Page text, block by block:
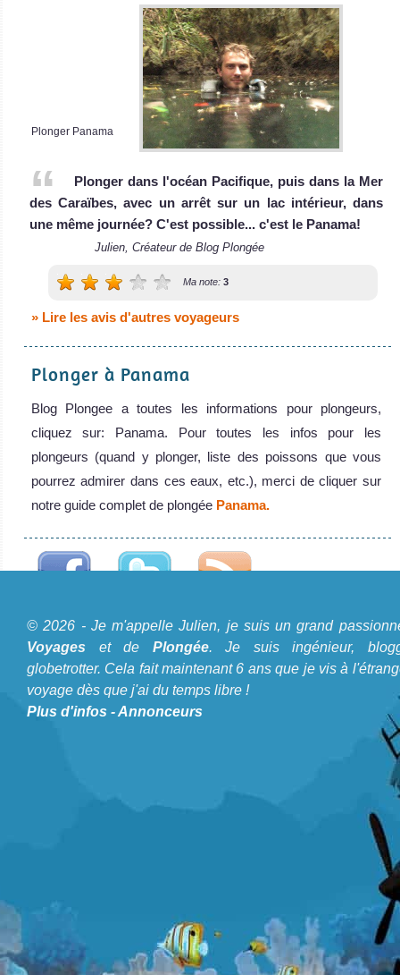
Plonger Panama
Plonger dans l'océan Pacifique, puis dans la Mer
des Caraïbes, avec un arrêt sur un lac intérieur, dans
une même journée? C'est possible... c'est le Panama!
Julien, Créateur de Blog Plongée
Ma note: 3
» Lire les avis d'autres voyageurs
Plonger à Panama
Blog Plongee a toutes les informations pour plongeurs,
cliquez sur: Panama. Pour toutes les infos pour les
plongeurs (quand y plonger, liste des poissons que vous
pourrez admirer dans ces eaux, etc.), merci de cliquer sur
notre guide complet de plongée Panama.
A propos du Blog Plongée
Je m'appelle Julien, je suis un grand passionné deVoyages
et de Plongée
. Je suis ingénieur, bloggeur, globetrotter. Cela
© 2026 - Je m'appelle Julien, je suis un grand
Voyages et de Plongée. Je suis ingénieur,
globetrotter. Cela fait maintenant 6 ans que je vis à
voyage dès que j'ai du temps libre !
Plus d'infos -Annonceurs